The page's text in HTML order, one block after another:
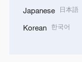
Japanese 日本語
Korean 한국어